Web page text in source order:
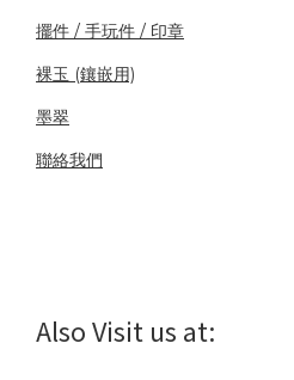
擺件 / 手玩件 / 印章
裸玉 (鑲嵌用)
墨翠
聯絡我們
Also Visit us at: